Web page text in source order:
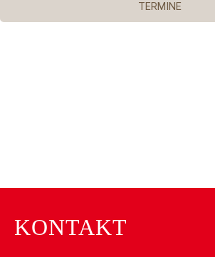
TERMINE
KONTAKT